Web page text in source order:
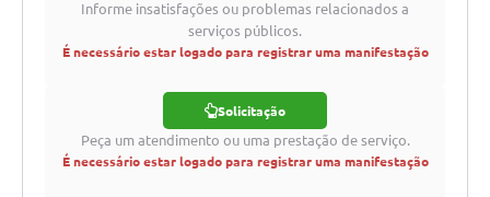
Informe insatisfações ou problemas relacionados a
serviços públicos.
É necessário estar logado para registrar uma manifestação
Solicitação
Peça um atendimento ou uma prestação de serviço.
É necessário estar logado para registrar uma manifestação